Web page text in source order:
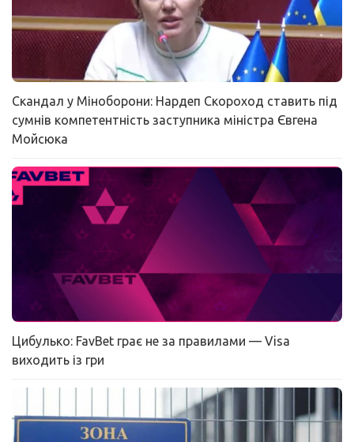
Скандал у Міноборони: Нардеп Скороход ставить під
сумнів компетентність заступника міністра Євгена
Мойсюка
Цибулько: FavBet грає не за правилами — Visa
виходить із гри